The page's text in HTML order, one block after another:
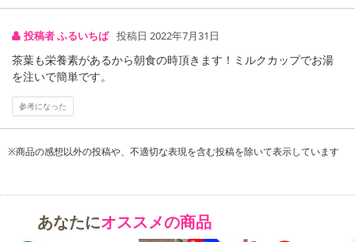
1袋80gで160本分になります。
○保存方法：高温、多湿を避けて、移り香にご注意下さい。
・賞味期限：
※商品到着時点でのお日持ち期間は、配送日数などにより異なり
投稿者 ふるいちば 投稿日 2022年7月31日
茶葉も栄養素があるから朝食の時頂きます！ミルクカップでお湯
を注いで簡単です。
参考になった
※商品の感想以外の投稿や、不適切な表現を含む投稿を除いて表示しています
あなたにオススメの商品